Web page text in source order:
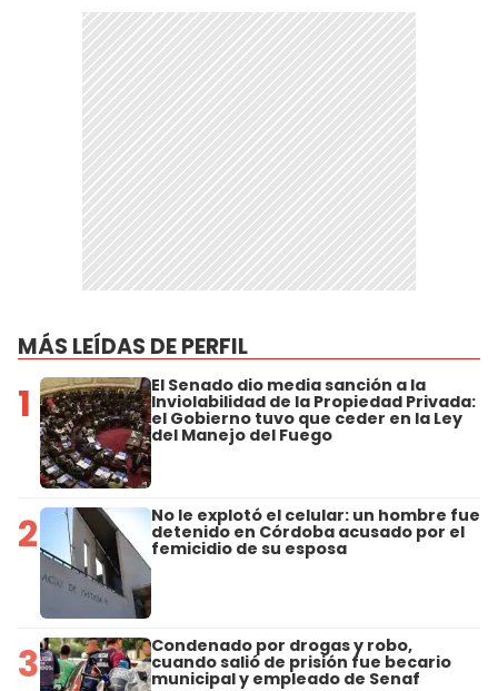
MÁS LEÍDAS DE PERFIL
1 El Senado dio media sanción a la
Inviolabilidad de la Propiedad Privada:
el Gobierno tuvo que ceder en la Ley
del Manejo del Fuego
2 No le explotó el celular: un hombre fue
detenido en Córdoba acusado por el
femicidio de su esposa
3 Condenado por drogas y robo,
cuando salió de prisión fue becario
municipal y empleado de Senaf